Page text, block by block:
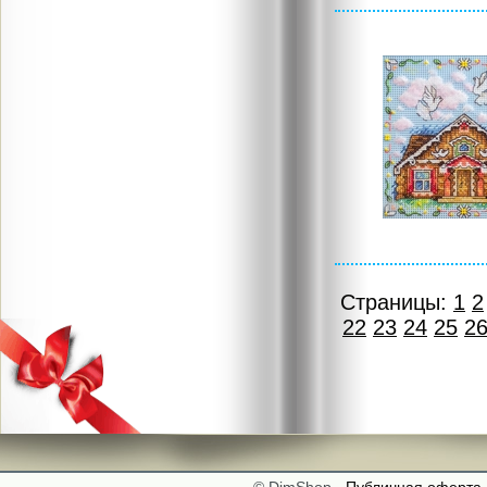
Страницы: 1 2
22 23 24 25 26